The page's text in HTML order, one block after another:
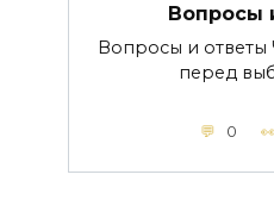
Вопросы
Вопросы и ответы
перед
0